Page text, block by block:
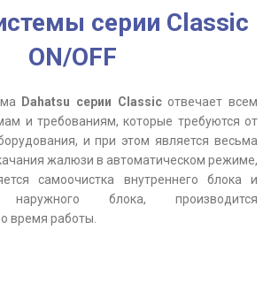
серии Classic
ON/OFF
Dahatsu серии Classicотвечает всем
и требованиям, которые требуются от
и при этом является весьма
жалюзи в автоматическом режиме,
самоочистка внутреннего блока и
наружного блока, производится
время работы.